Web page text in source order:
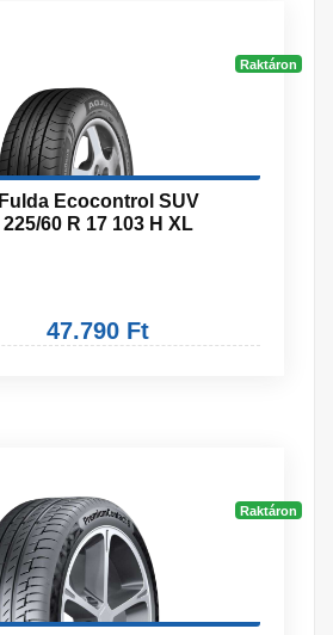
Raktáron
Fulda Ecocontrol SUV
225/60 R 17 103 H XL
47.790 Ft
Raktáron